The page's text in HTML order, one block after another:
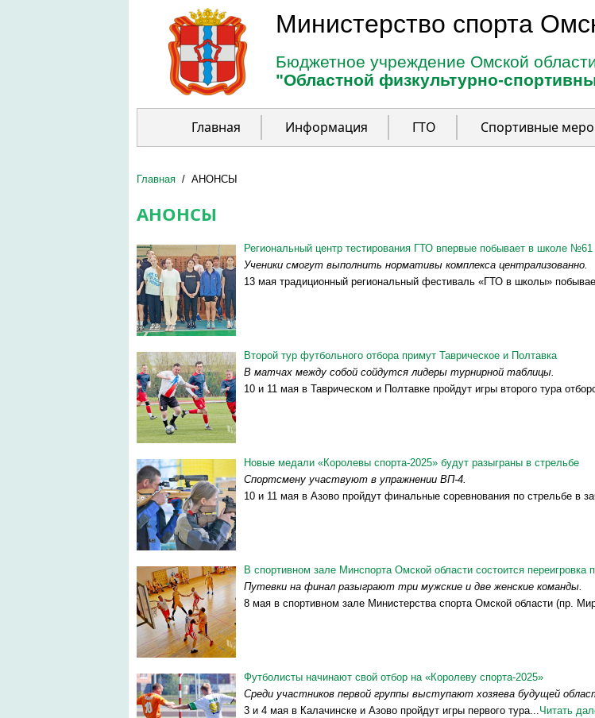
Министерство спорта
Бюджетное учреждение Омской
"Областной физкультурно-
Главная
Информация ГТО Спортивные
Главная / АНОНСЫ
АНОНСЫ
Региональный центр тестирования ГТО впервые побывает в школе №61
Ученики смогут выполнить нормативы комплекса централизованно.
13 мая традиционный региональный фестиваль «ГТО в школы»
Второй тур футбольного отбора примут Таврическое и Полтавка
В матчах между собой сойдутся лидеры турнирной таблицы.
10 и 11 мая в Таврическом и Полтавке пройдут игры второго тура
Новые медали «Королевы спорта-2025» будут разыграны в стрельбе
Спортсмену участвуют в упражнении ВП-4.
10 и 11 мая в Азово пройдут финальные соревнования по стрельбе в
В спортивном зале Минспорта Омской области состоится переигровка
Путевки на финал разыграют три мужские и две женские команды.
8 мая в спортивном зале Министерства спорта Омской области (пр.
Футболисты начинают свой отбор на «Королеву спорта-2025»
Среди участников первой группы выступают хозяева будущей
3 и 4 мая в Калачинске и Азово пройдут игры первого тура...Читать